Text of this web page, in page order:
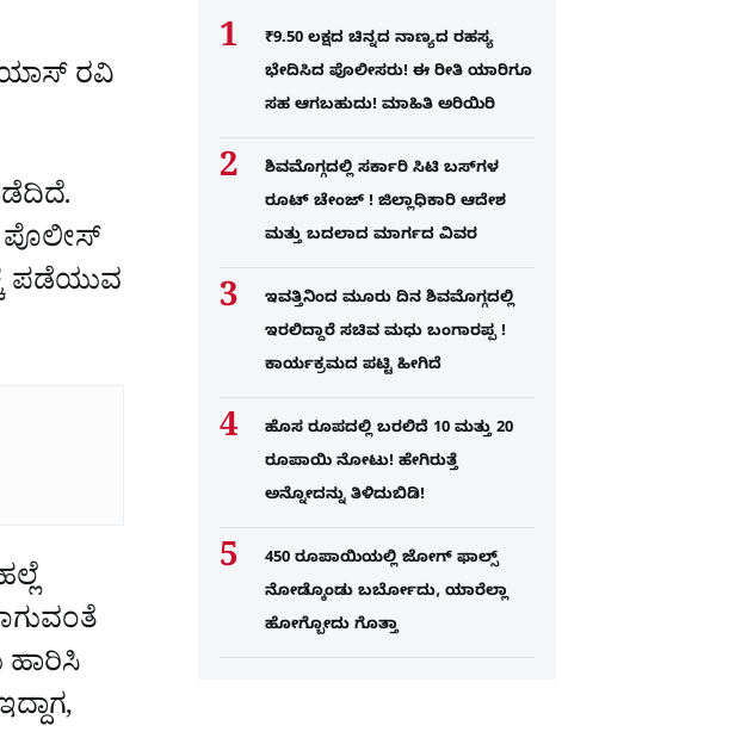
ರವಿ
ಪೊಲೀಸ್‌
ಪಡೆಯುವ
ಹಾರಿಸಿ
₹9.50 ಲಕ್ಷದ ಚಿನ್ನದ ನಾಣ್ಯದ ರಹಸ್ಯ
ಭೇದಿಸಿದ ಪೊಲೀಸರು! ಈ ರೀತಿ ಯಾರಿಗೂ
ಸಹ ಆಗಬಹುದು! ಮಾಹಿತಿ ಅರಿಯಿರಿ
ಶಿವಮೊಗ್ಗದಲ್ಲಿ ಸರ್ಕಾರಿ ಸಿಟಿ ಬಸ್​ಗಳ
ರೂಟ್ ಚೇಂಜ್ ! ಜಿಲ್ಲಾಧಿಕಾರಿ ಆದೇಶ
ಮತ್ತು ಬದಲಾದ ಮಾರ್ಗದ ವಿವರ
ಇವತ್ತಿನಿಂದ ಮೂರು ದಿನ ಶಿವಮೊಗ್ಗದಲ್ಲಿ
ಇರಲಿದ್ದಾರೆ ಸಚಿವ ಮಧು ಬಂಗಾರಪ್ಪ !
ಕಾರ್ಯಕ್ರಮದ ಪಟ್ಟಿ ಹೀಗಿದೆ
ಹೊಸ ರೂಪದಲ್ಲಿ ಬರಲಿದೆ 10 ಮತ್ತು 20
ರೂಪಾಯಿ ನೋಟು! ಹೇಗಿರುತ್ತೆ
ಅನ್ನೋದನ್ನು ತಿಳಿದುಬಿಡಿ!
450 ರೂಪಾಯಿಯಲ್ಲಿ ಜೋಗ್​ ಫಾಲ್ಸ್​
ನೋಡ್ಕೊಂಡು ಬರ್ಬೋದು, ಯಾರೆಲ್ಲಾ
ಹೋಗ್ಬೋದು ಗೊತ್ತಾ